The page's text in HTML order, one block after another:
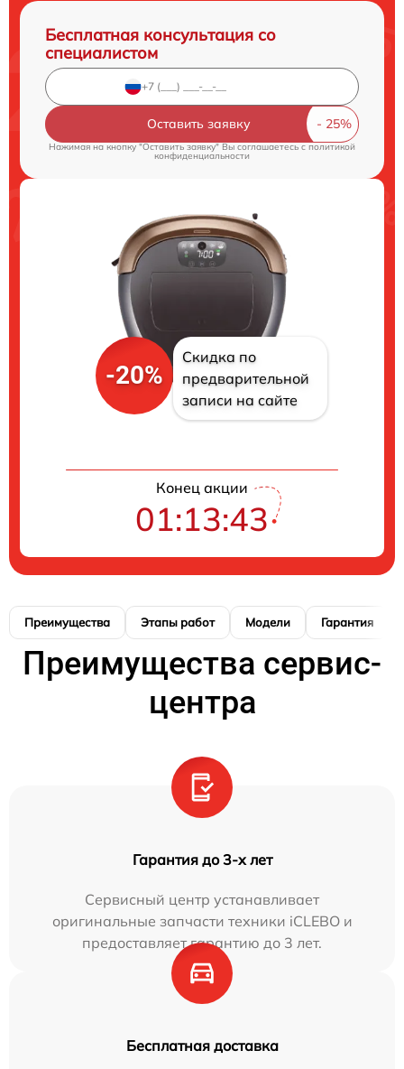
Бесплатная консультация со
специалистом
Оставить заявку
Нажимая на кнопку "Оставить заявку" Вы соглашаетесь cполитикой
конфиденциальности
-20%
Скидка по
предварительной
записи на сайте
Конец акции
01:13:42
Преимущества Этапы работ Модели Гарантия
Преимущества сервис-
центра
Гарантия до 3-х лет
Сервисный центр устанавливает
оригинальные запчасти техники iCLEBO и
предоставляет гарантию до 3 лет.
Бесплатная доставка